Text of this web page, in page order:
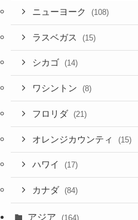
ニューヨーク (108)
ラスベガス (15)
シカゴ (14)
ワシントン (8)
フロリダ (21)
オレンジカウンティ (15)
ハワイ (17)
カナダ (84)
アジア (164)